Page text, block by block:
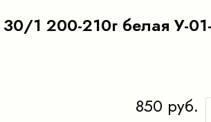
1 200-210г белая У-
850 руб.